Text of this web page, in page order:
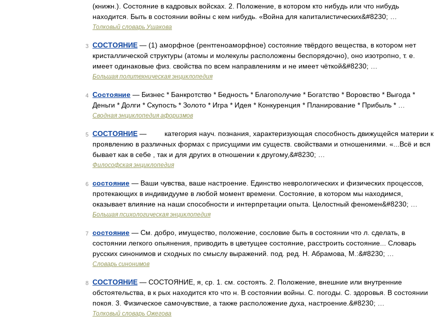
(книжн.). Состояние в кадровых войсках. 2. Положение, в котором кто нибудь или что нибудь
находится. Быть в состоянии войны с кем нибудь. «Война для капиталистических&#8230; …
Толковый словарь Ушакова
3 СОСТОЯНИЕ — (1) аморфное (рентгеноаморфное) состояние твёрдого вещества, в котором нет
кристаллической структуры (атомы и молекулы расположены беспорядочно), оно изотропно, т. е.
имеет одинаковые физ. свойства по всем направлениям и не имеет чёткой&#8230; …
Большая политехническая энциклопедия
4 Состояние — Бизнес * Банкротство * Бедность * Благополучие * Богатство * Воровство * Выгода *
Деньги * Долги * Скупость * Золото * Игра * Идея * Конкуренция * Планирование * Прибыль * …
Сводная энциклопедия афоризмов
5 СОСТОЯНИЕ — категория науч. познания, характеризующая способность движущейся материи к
проявлению в различных формах с присущими им существ. свойствами и отношениями. «...Всё и вся
бывает как в себе , так и для других в отношении к другому,&#8230; …
Философская энциклопедия
6 состояние — Ваши чувства, ваше настроение. Единство неврологических и физических процессов,
протекающих в индивидууме в любой момент времени. Состояние, в котором мы находимся,
оказывает влияние на наши способности и интерпретации опыта. Целостный феномен&#8230; …
Большая психологическая энциклопедия
7 состояние — См. добро, имущество, положение, сословие быть в состоянии что л. сделать, в
состоянии легкого опьянения, приводить в цветущее состояние, расстроить состояние... Словарь
русских синонимов и сходных по смыслу выражений. под. ред. Н. Абрамова, М.:&#8230; …
Словарь синонимов
8 СОСТОЯНИЕ — СОСТОЯНИЕ, я, ср. 1. см. состоять. 2. Положение, внешние или внутренние
обстоятельства, в к рых находится кто что н. В состоянии войны. С. погоды. С. здоровья. В состоянии
покоя. 3. Физическое самочувствие, а также расположение духа, настроение.&#8230; …
Толковый словарь Ожегова